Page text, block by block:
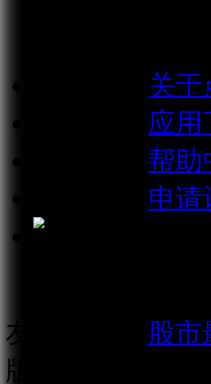
关于
应用
帮助
申请
友情链接：
股市
版权所有：